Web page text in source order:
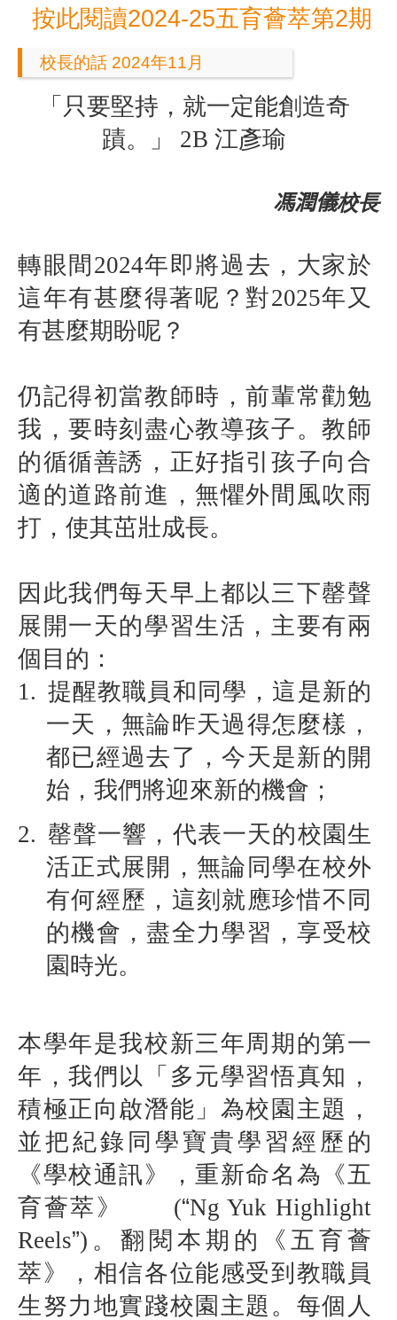
按此閱讀2024-25五育薈萃第2期
校長的話 2024年11月
「只要堅持，就一定能創造奇
蹟。」
2B江彥瑜
馮潤儀校長
轉眼間 2024年即將過去，大家於
這年有甚麼得著呢？對2025年又
有甚麼期盼呢？
仍記得初當教師時，前輩常勸勉
我，要時刻盡心教導孩子。教師
的循循善誘，正好指引孩子向合
適的道路前進，無懼外間風吹雨
打，使其茁壯成長。
因此我們每天早上都以三下罄聲
展開一天的學習生活，主要有兩
個目的：
1. 提醒教職員和同學，這是新的
一天，無論昨天過得怎麼樣，
都已經過去了，今天是新的開
始，我們將迎來新的機會；
2. 罄聲一響，代表一天的校園生
活正式展開，無論同學在校外
有何經歷，這刻就應珍惜不同
的機會，盡全力學習，享受校
園時光。
本學年是我校新三年周期的第一
年，我們以「多元學習悟真知，
積極正向啟潛能」為校園主題，
並把紀錄同學寶貴學習經歷的
《學校通訊》，重新命名為《五
育薈萃》
(“Ng Yuk Highlight
Reels”) 。翻閱本期的《五育薈
萃》，相信各位能感受到教職員
生努力地實踐校園主題。每個人